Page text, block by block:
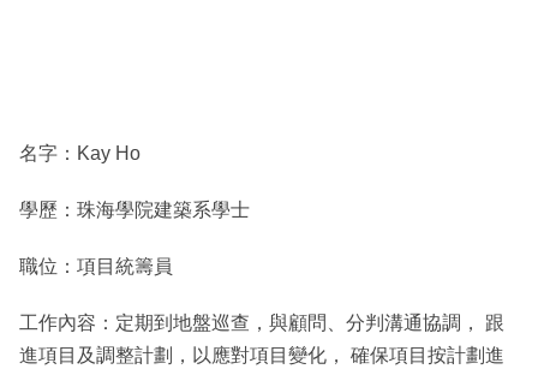
名字：Kay Ho
學歷：珠海學院建築系學士
職位：項目統籌員
工作內容：定期到地盤巡查，與顧問、分判溝通協調， 跟
進項目及調整計劃，以應對項目變化， 確保項目按計劃進